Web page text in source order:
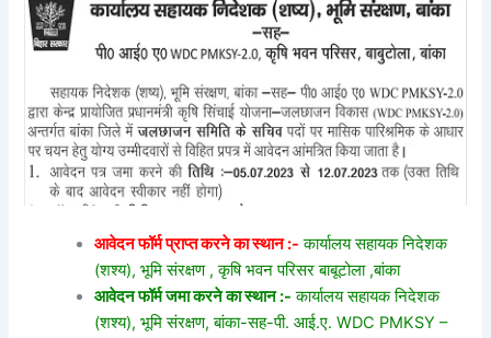
आवेदन फॉर्म प्राप्त करने का स्थान :- कार्यालय सहायक निदेशक
(शश्य), भूमि संरक्षण , कृषि भवन परिसर बाबूटोला ,बांका
आवेदन फॉर्म जमा करने का स्थान :- कार्यालय सहायक निदेशक
(शश्य), भूमि संरक्षण, बांका-सह-पी. आई.ए. WDC PMKSY –